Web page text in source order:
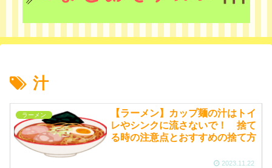
汁
ラーメン
【ラーメン】カップ麺の汁はトイ
レやシンクに流さないで！ 捨て
る時の注意点とおすすめの捨て方
2023.11.22